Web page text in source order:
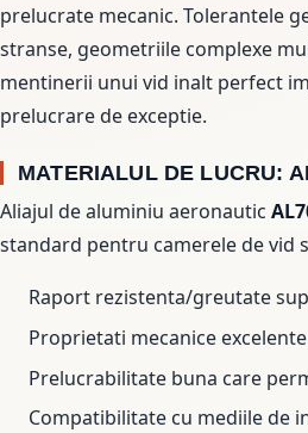
prelucrate mecanic. Tolerantele
stranse, geometriile complexe
mentinerii unui vid inalt perfect
prelucrare de exceptie.
MATERIALUL DE LUCRU:
Aliajul de aluminiu aeronautic
standard pentru camerele de vid
Raport rezistenta/greutate
Proprietati mecanice
Prelucrabilitate buna care
Compatibilitate cu mediile de